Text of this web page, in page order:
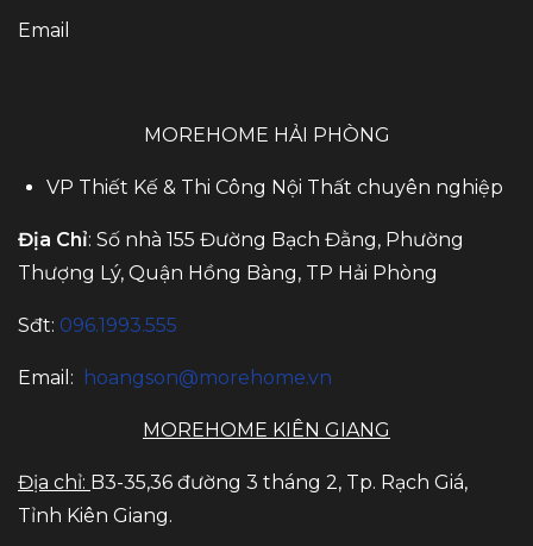
Email
MOREHOME HẢI PHÒNG
VP Thiết Kế & Thi Công Nội Thất chuyên nghiệp
Địa Chỉ: Số nhà 155 Đường Bạch Đằng, Phường
Thượng Lý, Quận Hồng Bàng, TP Hải Phòng
Sđt: 096.1993.555
Email: hoangson@morehome.vn
MOREHOME KIÊN GIANG
Địa chỉ: B3-35,36 đường 3 tháng 2, Tp. Rạch Giá,
Tỉnh Kiên Giang.